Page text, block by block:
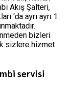
Akış Şalteri,
‘da ayrı ayrı 1
bizleri
sizlere hizmet
servisi